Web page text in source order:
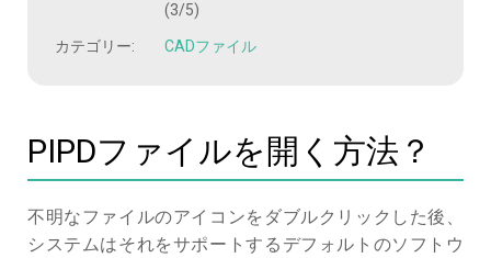
(3/5)
カテゴリー: CADファイル
PIPDファイルを開く方法？
不明なファイルのアイコンをダブルクリックした後、
システムはそれをサポートするデフォルトのソフトウ